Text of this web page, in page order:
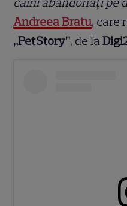
Andreea Bratu, care
„PetStory”, de la